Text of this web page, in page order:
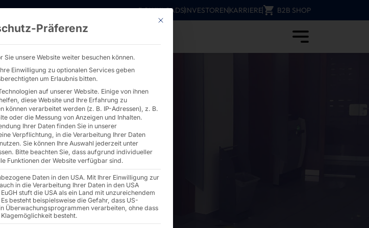
DOWNLOADSINVESTORENKARRIERE B2B SHOP
Mit diesem Button wird der Dialog geschlossen. Seine Funktionalität
Präferenz
unsere Website weiter besuchen können.
Einwilligung zu optionalen Services geben
um Erlaubnis bitten.
auf unserer Website. Einige von ihnen
diese Website und Ihre Erfahrung zu
können verarbeitet werden (z. B. IP-Adressen), z. B.
oder die Messung von Anzeigen und Inhalten.
Ihrer Daten finden Sie in unserer
Verpflichtung, in die Verarbeitung Ihrer Daten
Sie können Ihre Auswahl jederzeit unter
Bitte beachten Sie, dass aufgrund individueller
Funktionen der Website verfügbar sind.
Daten in den USA. Mit Ihrer Einwilligung zur
in die Verarbeitung Ihrer Daten in den USA
stuft die USA als ein Land mit unzureichendem
besteht beispielsweise die Gefahr, dass US-
Überwachungsprogrammen verarbeiten, ohne dass
besteht.